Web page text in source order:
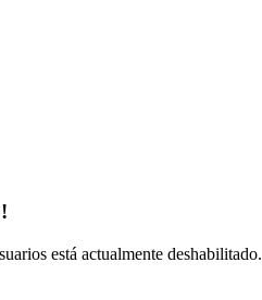
está actualmente deshabilitado.